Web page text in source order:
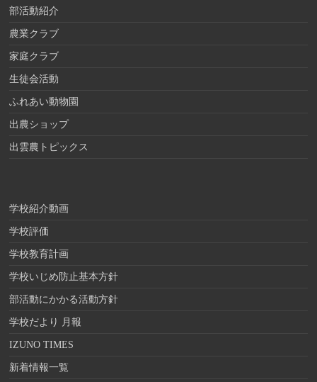
部活動紹介
農業クラブ
家庭クラブ
生徒会活動
ふれあい動物園
出農ショップ
出雲農トピックス
学校紹介動画
学校評価
学校教育計画
学校いじめ防止基本方針
部活動にかかる活動方針
学校だより 月報
IZUNO TIMES
新着情報一覧